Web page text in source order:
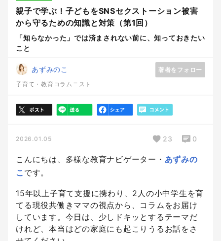
親子で学ぶ！子どもをSNSセクストーション被害
から守るための知識と対策（第1回）
「知らなかった」では済まされない前に、知っておきたい
こと
あずみのこ
著者をフォロー
子育て・教育コラムニスト
2026.01.05 23 0
こんにちは、多様な教育ナビゲーター・ あずみの
こ です。
15年以上子育て支援に携わり、2人の小中学生を育
てる現役共働きママの視点から、コラムをお届け
しています。今日は、少しドキッとするテーマだ
けれど、本当はどの家庭にも起こりうるお話をさ